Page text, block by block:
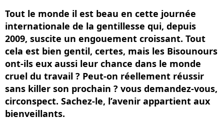
Tout le monde il est beau en cette journée
internationale de la gentillesse qui, depuis
2009, suscite un engouement croissant. Tout
cela est bien gentil, certes, mais les Bisounours
ont-ils eux aussi leur chance dans le monde
cruel du travail ? Peut-on réellement réussir
sans killer son prochain ? vous demandez-vous,
circonspect. Sachez-le, l’avenir appartient aux
bienveillants.